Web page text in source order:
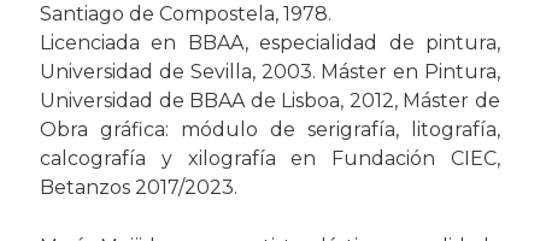
Santiago de Compostela, 1978.
Licenciada en BBAA, especialidad de pintura,
Universidad de Sevilla, 2003. Máster en Pintura,
Universidad de BBAA de Lisboa, 2012, Máster de
Obra gráfica: módulo de serigrafía, litografía,
calcografía y xilografía en Fundación CIEC,
Betanzos 2017/2023.